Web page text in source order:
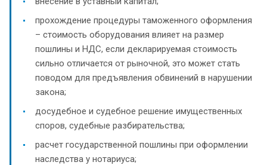
прохождение процедуры таможенного оформления
– стоимость оборудования влияет на размер
пошлины и НДС, если декларируемая стоимость
сильно отличается от рыночной, это может стать
поводом для предъявления обвинений в нарушении
закона;
досудебное и судебное решение имущественных
споров, судебные разбирательства;
расчет государственной пошлины при оформлении
наследства у нотариуса;